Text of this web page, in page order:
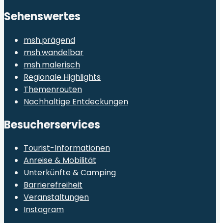
Sehenswertes
msh.prägend
msh.wandelbar
msh.malerisch
Regionale Highlights
Themenrouten
Nachhaltige Entdeckungen
Besucherservices
Tourist-Informationen
Anreise & Mobilität
Unterkünfte & Camping
Barrierefreiheit
Veranstaltungen
Instagram